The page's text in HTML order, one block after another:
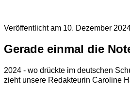
Veröffentlicht am 10. Dezember
Gerade einmal die
2024 - wo drückte im deutschen
zieht unsere Redakteurin Caroline